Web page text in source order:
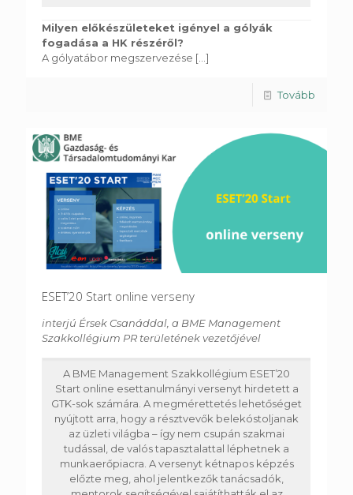
Milyen előkészületeket igényel a gólyák
fogadása a HK részéről?
A gólyatábor megszervezése [...]
Tovább
ESET’20 Start online verseny
interjú Érsek Csanáddal, a BME Management
Szakkollégium PR területének vezetőjével
A BME Management Szakkollégium ESET’20
Start online esettanulmányi versenyt hirdetett a
GTK-sok számára. A megmérettetés lehetőséget
nyújtott arra, hogy a résztvevők belekóstoljanak
az üzleti világba – így nem csupán szakmai
tudással, de valós tapasztalattal léphetnek a
munkaerőpiacra. A versenyt kétnapos képzés
előzte meg, ahol jelentkezők tanácsadók,